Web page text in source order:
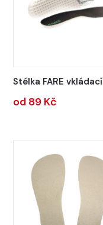
Stélka FARE
od 89 Kč